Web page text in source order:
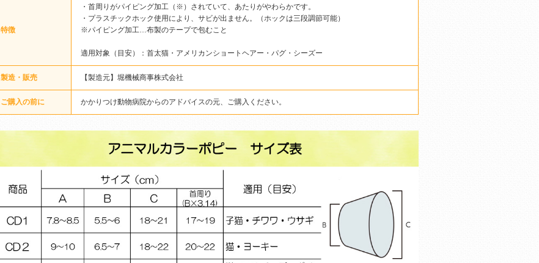
特徴
・首周りがパイピング加工（※）されていて、あたりがやわらかです。
・プラスチックホック使用により、サビが出ません。（ホックは三段調節可能）
※パイピング加工…布製のテープで包むこと
適用対象（目安）：首太猫・アメリカンショートヘアー・パグ・シーズー
製造・販売 【製造元】堀機械商事株式会社
ご購入の前に かかりつけ動物病院からのアドバイスの元、ご購入ください。